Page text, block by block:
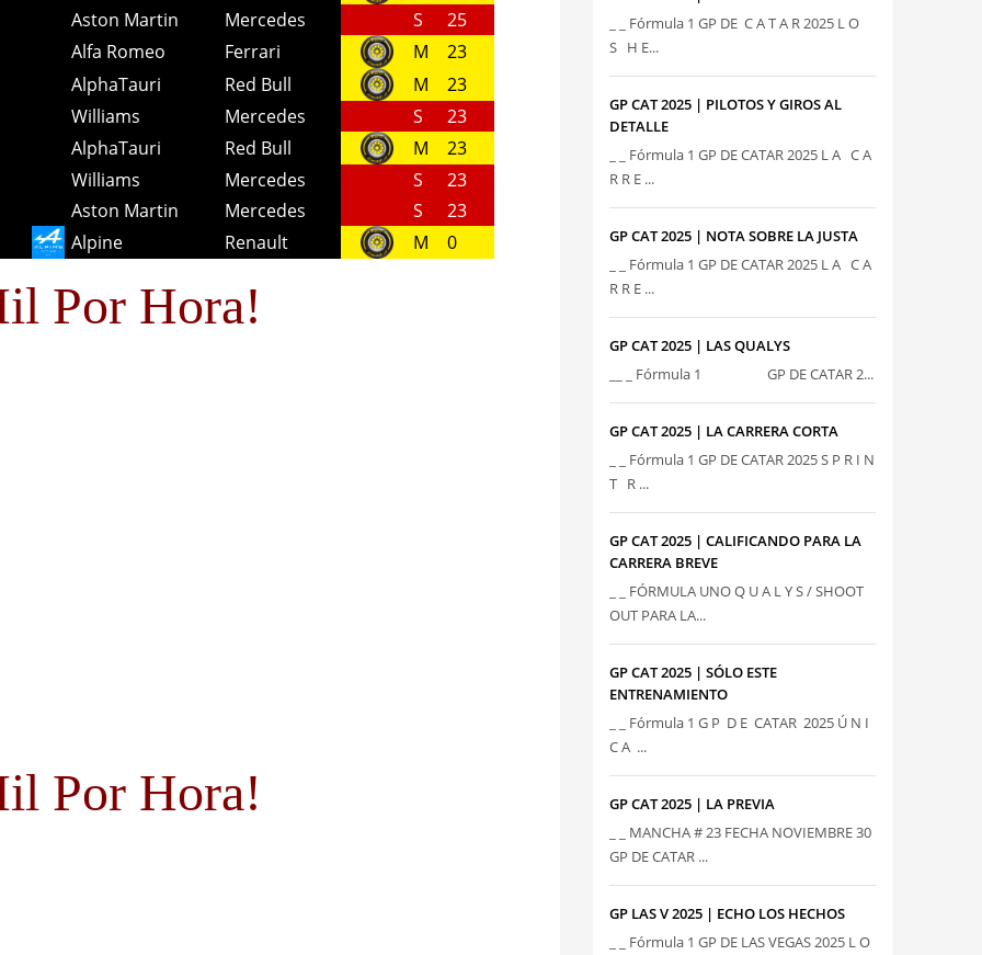
Aston Martin
Mercedes S
25
Alfa Romeo
Ferrari M
23
AlphaTauri
Red Bull M
23
Williams
Mercedes S
23
AlphaTauri
Red Bull M
23
Williams
Mercedes S
23
Aston Martin
Mercedes S
23
Alpine
Renault M 0
Por Hora!
Por Hora!
_ _ Fórmula 1 GP DE C A T A R 2025 L O
S H E...
GP CAT 2025 | PILOTOS Y GIROS AL
DETALLE
_ _ Fórmula 1 GP DE CATAR 2025 L A C A
R R E ...
GP CAT 2025 | NOTA SOBRE LA JUSTA
_ _ Fórmula 1 GP DE CATAR 2025 L A C A
R R E ...
GP CAT 2025 | LAS QUALYS
__ _ Fórmula 1 GP DE CATAR 2...
GP CAT 2025 | LA CARRERA CORTA
_ _ Fórmula 1 GP DE CATAR 2025 S P R I N
T R ...
GP CAT 2025 | CALIFICANDO PARA LA
CARRERA BREVE
_ _ FÓRMULA UNO Q U A L Y S / SHOOT
OUT PARA LA...
GP CAT 2025 | SÓLO ESTE
ENTRENAMIENTO
_ _ Fórmula 1 G P D E CATAR 2025 Ú N I
C A ...
GP CAT 2025 | LA PREVIA
_ _ MANCHA # 23 FECHA NOVIEMBRE 30
GP DE CATAR ...
GP LAS V 2025 | ECHO LOS HECHOS
_ _ Fórmula 1 GP DE LAS VEGAS 2025 L O